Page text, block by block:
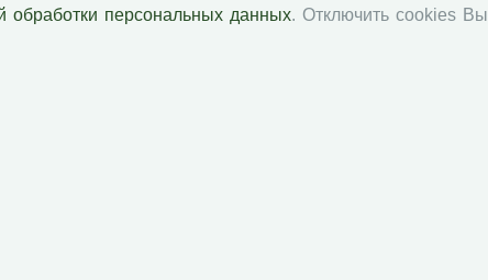
Социальное пространство
обработки персональных данных. Отключить cookies Вы